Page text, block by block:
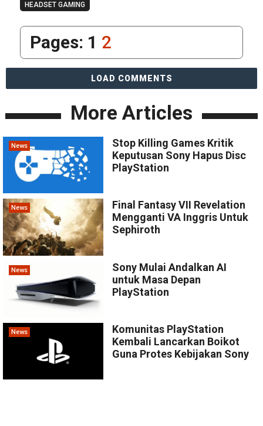
HEADSET GAMING
Pages: 1 2
LOAD COMMENTS
More Articles
News
Stop Killing Games Kritik
Keputusan Sony Hapus Disc
PlayStation
News
Final Fantasy VII Revelation
Mengganti VA Inggris Untuk
Sephiroth
News
Sony Mulai Andalkan AI
untuk Masa Depan
PlayStation
News
Komunitas PlayStation
Kembali Lancarkan Boikot
Guna Protes Kebijakan Sony